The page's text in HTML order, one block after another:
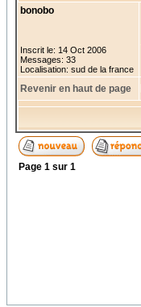
bonobo
Inscrit le: 14 Oct 2006
Messages: 33
Localisation: sud de la france
Revenir en haut de page
Page 1 sur 1